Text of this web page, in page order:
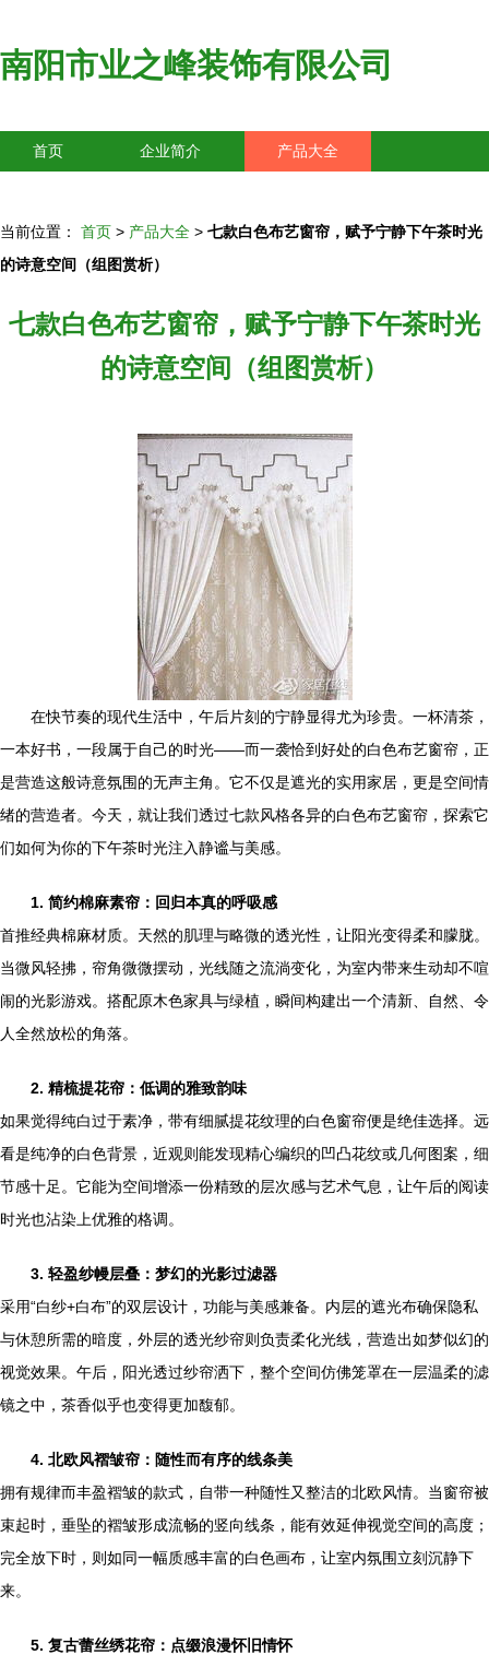
南阳市业之峰装饰有限公司
首页 企业简介 产品大全
当前位置： 首页 > 产品大全 > 七款白色布艺窗帘，赋予宁静下午茶时光
的诗意空间（组图赏析）
七款白色布艺窗帘，赋予宁静下午茶时光
的诗意空间（组图赏析）
在快节奏的现代生活中，午后片刻的宁静显得尤为珍贵。一杯清茶，
一本好书，一段属于自己的时光——而一袭恰到好处的白色布艺窗帘，正
是营造这般诗意氛围的无声主角。它不仅是遮光的实用家居，更是空间情
绪的营造者。今天，就让我们透过七款风格各异的白色布艺窗帘，探索它
们如何为你的下午茶时光注入静谧与美感。
1. 简约棉麻素帘：回归本真的呼吸感
首推经典棉麻材质。天然的肌理与略微的透光性，让阳光变得柔和朦胧。
当微风轻拂，帘角微微摆动，光线随之流淌变化，为室内带来生动却不喧
闹的光影游戏。搭配原木色家具与绿植，瞬间构建出一个清新、自然、令
人全然放松的角落。
2. 精梳提花帘：低调的雅致韵味
如果觉得纯白过于素净，带有细腻提花纹理的白色窗帘便是绝佳选择。远
看是纯净的白色背景，近观则能发现精心编织的凹凸花纹或几何图案，细
节感十足。它能为空间增添一份精致的层次感与艺术气息，让午后的阅读
时光也沾染上优雅的格调。
3. 轻盈纱幔层叠：梦幻的光影过滤器
采用“白纱+白布”的双层设计，功能与美感兼备。内层的遮光布确保隐私
与休憩所需的暗度，外层的透光纱帘则负责柔化光线，营造出如梦似幻的
视觉效果。午后，阳光透过纱帘洒下，整个空间仿佛笼罩在一层温柔的滤
镜之中，茶香似乎也变得更加馥郁。
4. 北欧风褶皱帘：随性而有序的线条美
拥有规律而丰盈褶皱的款式，自带一种随性又整洁的北欧风情。当窗帘被
束起时，垂坠的褶皱形成流畅的竖向线条，能有效延伸视觉空间的高度；
完全放下时，则如同一幅质感丰富的白色画布，让室内氛围立刻沉静下
来。
5. 复古蕾丝绣花帘：点缀浪漫怀旧情怀